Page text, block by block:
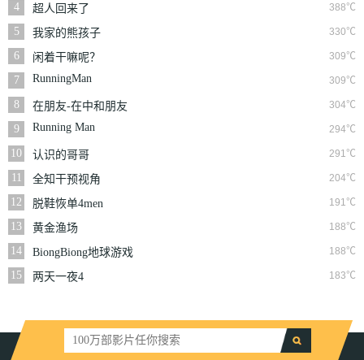
4
388℃
超人回来了
5
330℃
我家的熊孩子
6
309℃
闲着干嘛呢？
7
309℃
RunningMan
8 304℃
在朋友-在中和朋友
们
9 294℃
Running Man
10 291℃
认识的哥哥
11
204℃
全知干预视角
12
191℃
脱鞋恢单4men
13
188℃
黄金渔场
14
188℃
BiongBiong地球游戏
厅第三季
15 183℃
两天一夜4